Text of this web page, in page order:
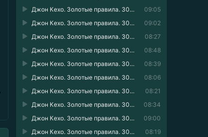
09:05
Джон Кехо. Золотые правила. 30 принципов работы с подсознанием в одной книге 18
09:02
Джон Кехо. Золотые правила. 30 принципов работы с подсознанием в одной книге 19
08:27
Джон Кехо. Золотые правила. 30 принципов работы с подсознанием в одной книге 20
08:48
Джон Кехо. Золотые правила. 30 принципов работы с подсознанием в одной книге 21
08:39
Джон Кехо. Золотые правила. 30 принципов работы с подсознанием в одной книге 22
08:06
Джон Кехо. Золотые правила. 30 принципов работы с подсознанием в одной книге 23
08:21
Джон Кехо. Золотые правила. 30 принципов работы с подсознанием в одной книге 24
08:34
Джон Кехо. Золотые правила. 30 принципов работы с подсознанием в одной книге 25
09:00
Джон Кехо. Золотые правила. 30 принципов работы с подсознанием в одной книге 26
08:19
Джон Кехо. Золотые правила. 30 принципов работы с подсознанием в одной книге 27